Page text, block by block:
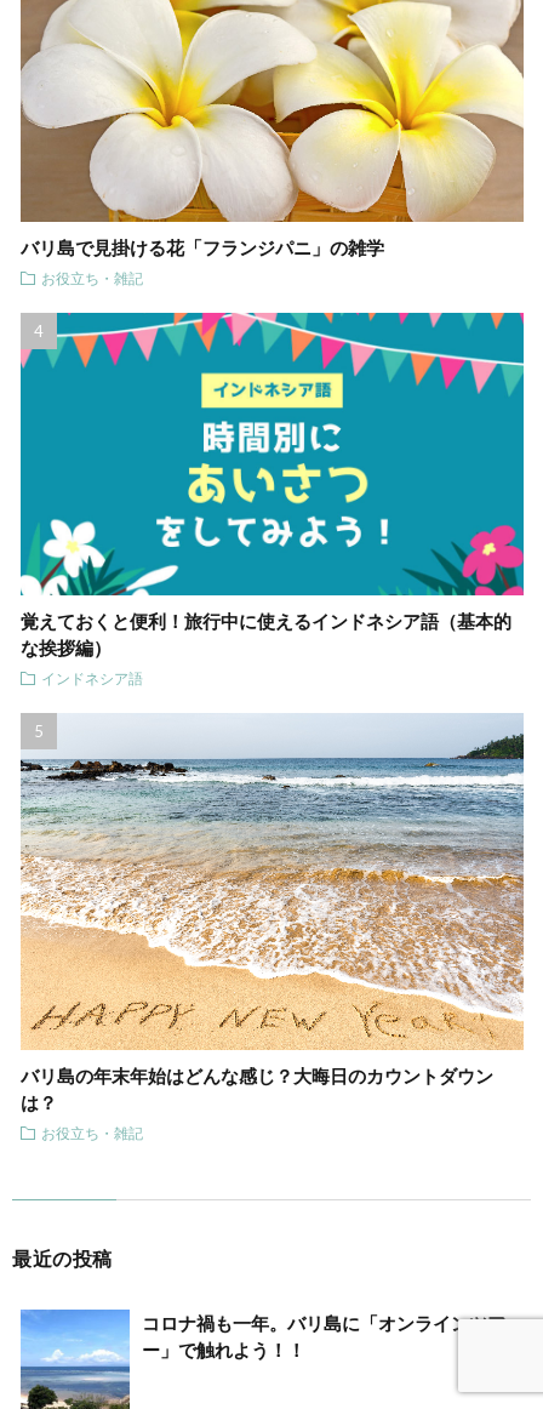
バリ島で見掛ける花「フランジパニ」の雑学
お役立ち・雑記
覚えておくと便利！旅行中に使えるインドネシア語（基本的
な挨拶編）
インドネシア語
バリ島の年末年始はどんな感じ？大晦日のカウントダウン
は？
お役立ち・雑記
最近の投稿
コロナ禍も一年。バリ島に「オンラインツア
ー」で触れよう！！